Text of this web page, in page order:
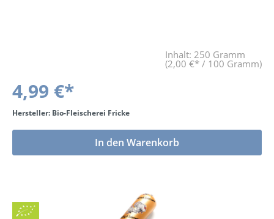
Inhalt: 250 Gramm
(2,00 €* / 100 Gramm)
4,99 €*
Hersteller: Bio-Fleischerei Fricke
In den Warenkorb
Bio